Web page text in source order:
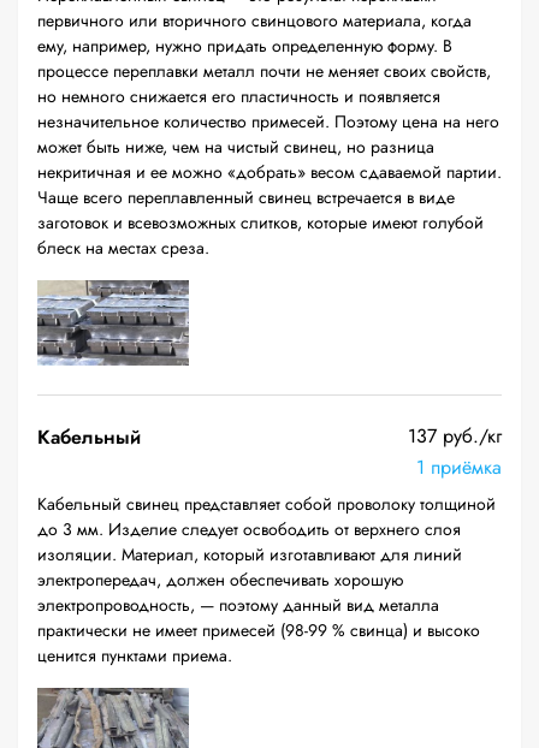
первичного или вторичного свинцового материала, когда
ему, например, нужно придать определенную форму. В
процессе переплавки металл почти не меняет своих свойств,
но немного снижается его пластичность и появляется
незначительное количество примесей. Поэтому цена на него
может быть ниже, чем на чистый свинец, но разница
некритичная и ее можно «добрать» весом сдаваемой партии.
Чаще всего переплавленный свинец встречается в виде
заготовок и всевозможных слитков, которые имеют голубой
блеск на местах среза.
Кабельный
137 руб./кг
1 приёмка
Кабельный свинец представляет собой проволоку толщиной
до 3 мм. Изделие следует освободить от верхнего слоя
изоляции. Материал, который изготавливают для линий
электропередач, должен обеспечивать хорошую
электропроводность, — поэтому данный вид металла
практически не имеет примесей (98-99 % свинца) и высоко
ценится пунктами приема.